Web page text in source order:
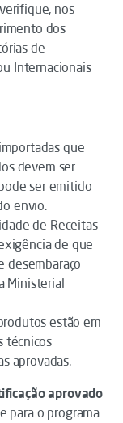
nos
dos
de
Internacionais
que
devem ser
ser emitido
envio.
de Receitas
de que
desembaraço
Ministerial
estão em
técnicos
aprovadas.
aprovado
para o programa